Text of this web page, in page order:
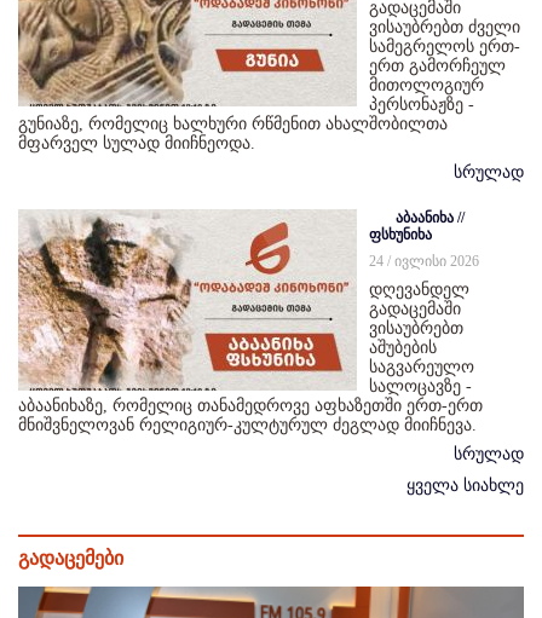
გადაცემაში
ვისაუბრებთ ძველი
სამეგრელოს ერთ-
ერთ გამორჩეულ
მითოლოგიურ
პერსონაჟზე -
გუნიაზე, რომელიც ხალხური რწმენით ახალშობილთა
მფარველ სულად მიიჩნეოდა.
სრულად
აბაანიხა //
ფსხუნიხა
24 / ივლისი 2026
დღევანდელ
გადაცემაში
ვისაუბრებთ
აშუბების
საგვარეულო
სალოცავზე -
აბაანიხაზე, რომელიც თანამედროვე აფხაზეთში ერთ-ერთ
მნიშვნელოვან რელიგიურ-კულტურულ ძეგლად მიიჩნევა.
სრულად
ყველა სიახლე
გადაცემები